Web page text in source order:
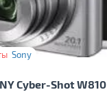
Sony
Cyber-Shot W810